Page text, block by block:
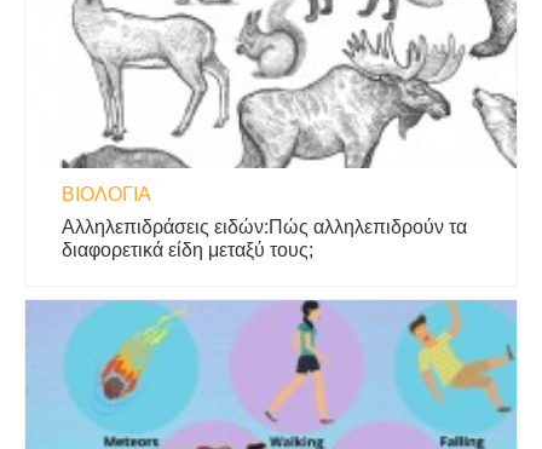
ΒΙΟΛΟΓΊΑ
Αλληλεπιδράσεις ειδών:Πώς αλληλεπιδρούν τα
διαφορετικά είδη μεταξύ τους;